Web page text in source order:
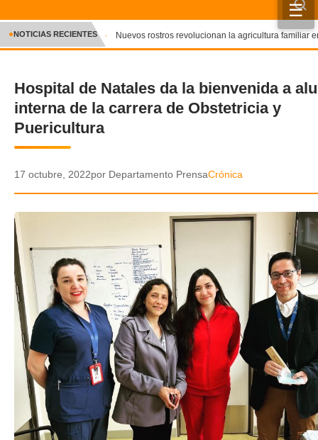
☰
INICIO
CRÓNICA
DEPORTES
ENTRETENIMIENTO Y CULTURA
GALERIA DE FOTOS
APP MÓVIL
TRANSPARENCIA
✕
●NOTICIAS RECIENTES Nuevos rostros revolucionan la agricultura familiar
Hospital de Natales da la bienvenida a
interna de la carrera de Obstetricia y
Puericultura
17 octubre, 2022por Departamento PrensaCrónica